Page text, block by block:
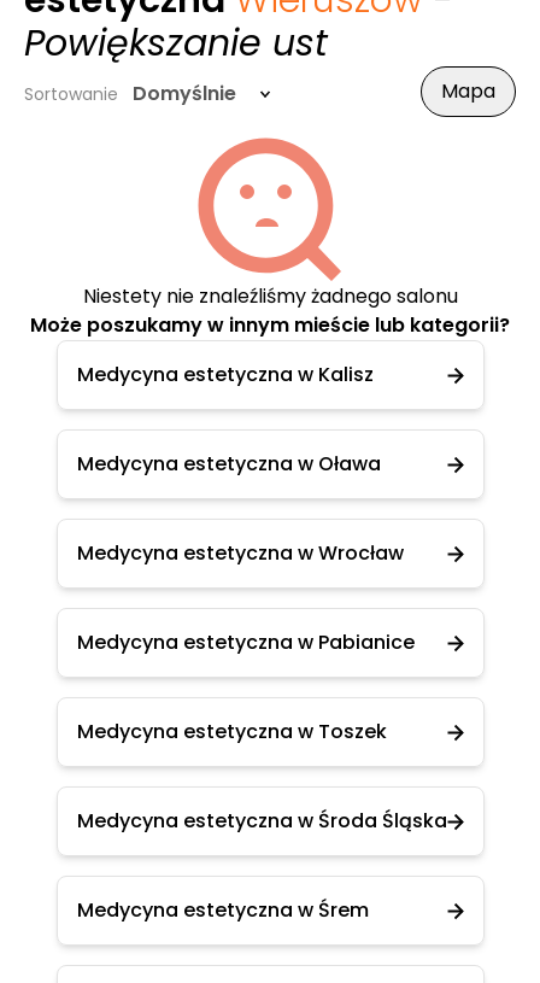
Powiększanie ust
Sortowanie Domyślnie Mapa
Niestety nie znaleźliśmy żadnego salonu
Może poszukamy w innym mieście lub kategorii?
Medycyna estetyczna w Kalisz
Medycyna estetyczna w Oława
Medycyna estetyczna w Wrocław
Medycyna estetyczna w Pabianice
Medycyna estetyczna w Toszek
Medycyna estetyczna w Środa Śląska
Medycyna estetyczna w Śrem